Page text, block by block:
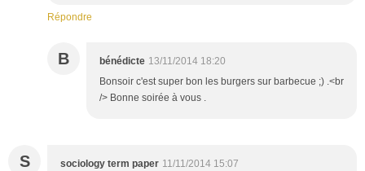
Répondre
B bénédicte 13/11/2014 18:20
Bonsoir c'est super bon les burgers sur barbecue ;) .<br
/> Bonne soirée à vous .
S sociology term paper 11/11/2014 15:07